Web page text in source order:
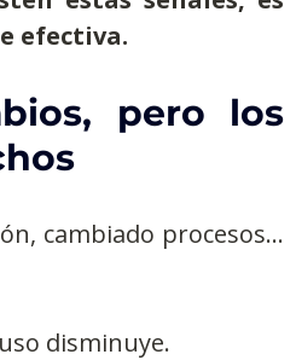
producto
efectiva.
pero los
cambiado procesos…
disminuye.